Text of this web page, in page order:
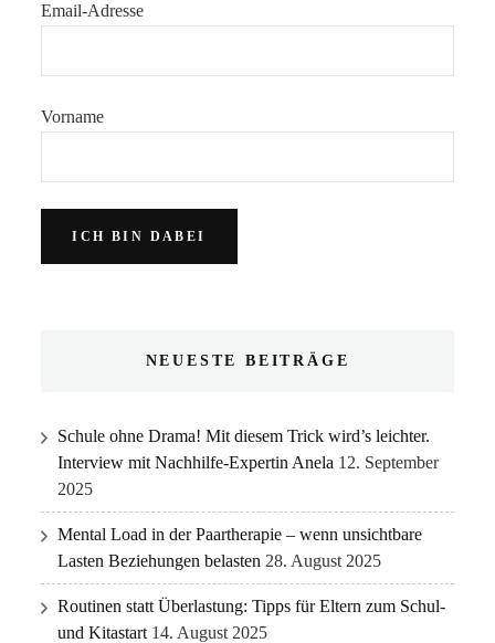
Email-Adresse
Vorname
NEUESTE BEITRÄGE
Schule ohne Drama! Mit diesem Trick wird’s leichter.
Interview mit Nachhilfe-Expertin Anela 12. September
2025
Mental Load in der Paartherapie – wenn unsichtbare
Lasten Beziehungen belasten 28. August 2025
Routinen statt Überlastung: Tipps für Eltern zum Schul-
und Kitastart 14. August 2025